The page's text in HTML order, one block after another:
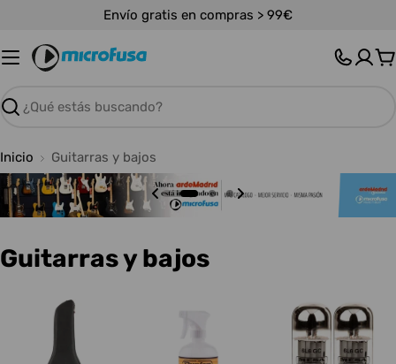
contenido
Envío gratis en compras > 99€
Buscar
Inicio Guitarras y bajos
C
Guitarras y bajos